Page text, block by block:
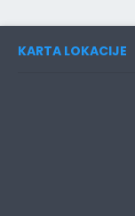
KARTA LOKACIJE